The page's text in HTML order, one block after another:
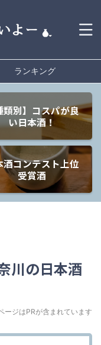
ランキング
類別】コスパが良
い日本酒！
酒コンテスト上位
受賞酒
川の日本酒
ージはPRが含まれています